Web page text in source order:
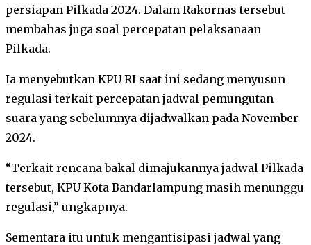
persiapan Pilkada 2024. Dalam Rakornas tersebut
membahas juga soal percepatan pelaksanaan
Pilkada.
Ia menyebutkan KPU RI saat ini sedang menyusun
regulasi terkait percepatan jadwal pemungutan
suara yang sebelumnya dijadwalkan pada November
2024.
“Terkait rencana bakal dimajukannya jadwal Pilkada
tersebut, KPU Kota Bandarlampung masih menunggu
regulasi,” ungkapnya.
Sementara itu untuk mengantisipasi jadwal yang